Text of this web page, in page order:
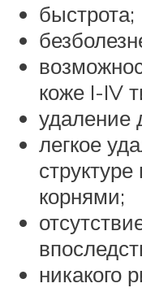
быстрота;
коже I-IV
удаление
легкое
корнями;
никакого